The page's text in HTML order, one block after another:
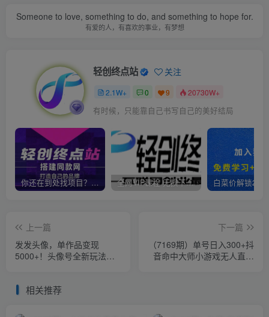
Someone to love, something to do, and something to hope for.
有爱的人，有喜欢的事业，有梦想
轻创终点站 关注
2.1W+ 0 9 20730W+
有时候，只能靠自己书写自己的美好结局
你还在到处找项目？还在当韭菜？我靠卖项目一个月收入5万+，曾经我也是个失败者。 全网VIP课程 无损下载~
上一篇
发发头像，单作品变现
5000+！头像号全新玩法拆
下一篇
（7169期）单号日入300+抖
音命中大师小游戏无人直播
相关推荐